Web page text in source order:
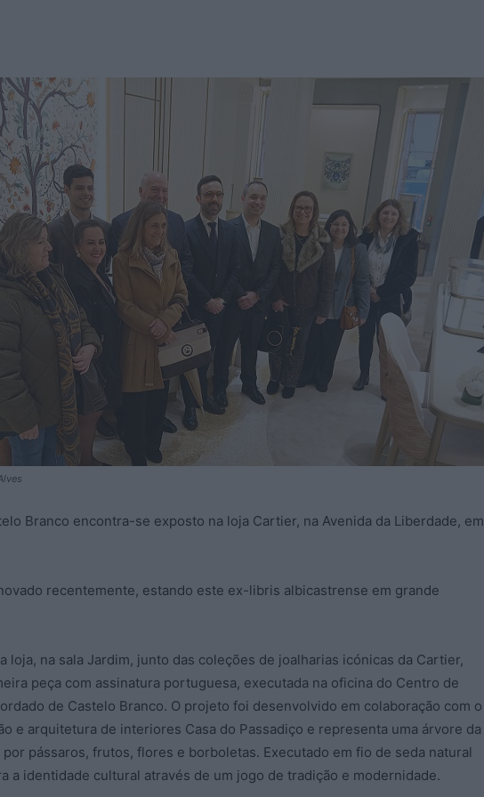
Branco encontra-se exposto na loja Cartier, na Avenida da Liberdade, em
recentemente, estando este ex-libris albicastrense em grande
loja, na sala Jardim, junto das coleções de joalharias icónicas da Cartier,
peça com assinatura portuguesa, executada na oficina do Centro de
de Castelo Branco. O projeto foi desenvolvido em colaboração com o
e arquitetura de interiores Casa do Passadiço e representa uma árvore da
por pássaros, frutos, flores e borboletas. Executado em fio de seda natural
a identidade cultural através de um jogo de tradição e modernidade.